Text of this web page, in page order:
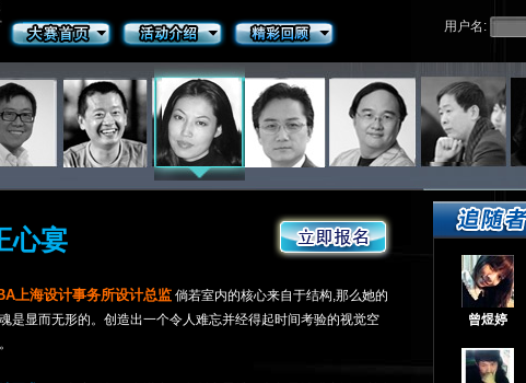
用户名:
心宴
上海设计事务所设计总监 倘若室内的核心来自于结构,那么她的
是显而无形的。创造出一个令人难忘并经得起时间考验的视觉空
曾煜婷